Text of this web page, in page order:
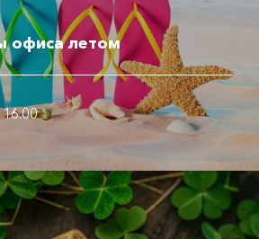
офиса летом